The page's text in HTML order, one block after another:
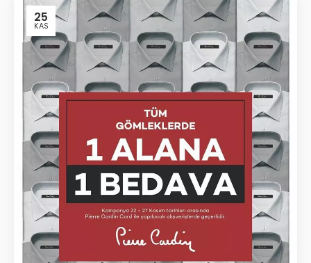
25
KAS